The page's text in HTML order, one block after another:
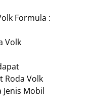
Formula :
Volk
Roda Volk
Mobil